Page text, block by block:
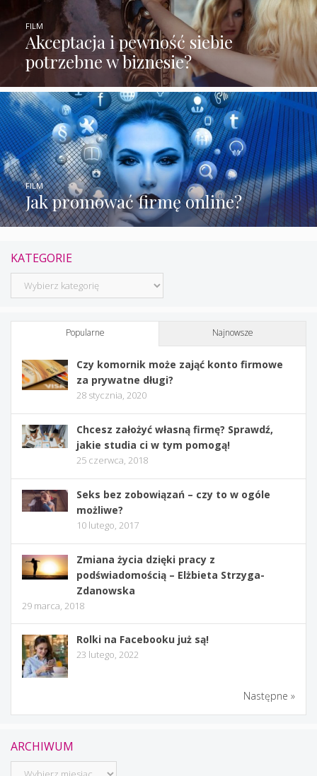
Akceptacja i pewność siebie
potrzebne w biznesie?
FILM
Jak promować firmę online?
FILM
KATEGORIE
Kategorie
Popularne Najnowsze
Czy komornik może zająć konto firmowe
za prywatne długi?
28 stycznia, 2020
Chcesz założyć własną firmę? Sprawdź,
jakie studia ci w tym pomogą!
25 czerwca, 2018
Seks bez zobowiązań – czy to w ogóle
możliwe?
10 lutego, 2017
Zmiana życia dzięki pracy z
podświadomością – Elżbieta Strzyga-
Zdanowska
29 marca, 2018
Rolki na Facebooku już są!
23 lutego, 2022
Następne »
ARCHIWUM
Archiwum